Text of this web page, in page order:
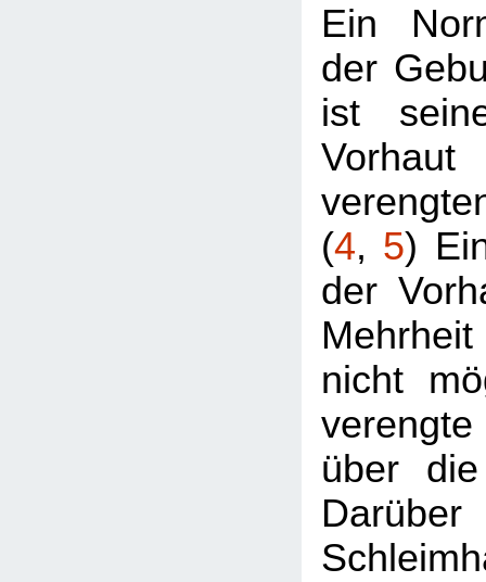
Ein
der
ist
(4, 5)
der
nicht
über